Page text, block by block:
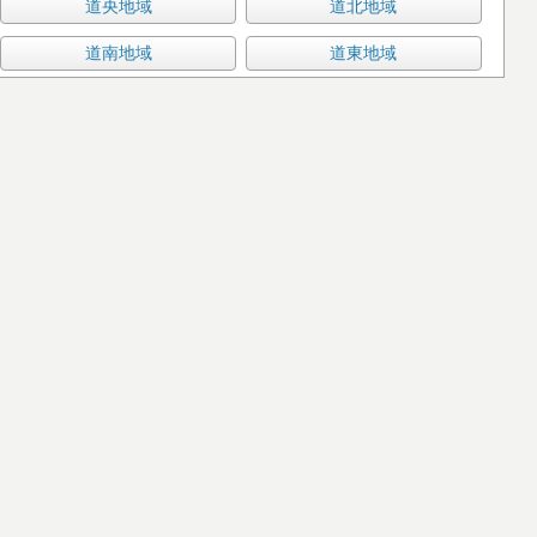
道央地域 道北地域
道南地域 道東地域